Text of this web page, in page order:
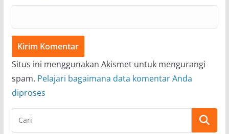
Situs ini menggunakan Akismet untuk mengurangi
spam. Pelajari bagaimana data komentar Anda
diproses